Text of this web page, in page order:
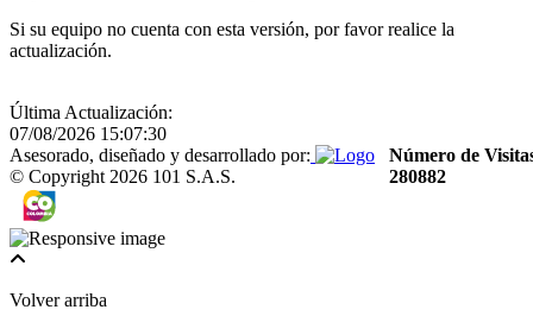
Si su equipo no cuenta con esta versión, por favor realice la
actualización.
Última Actualización:
07/08/2026 15:07:30
Número de
280882
Asesorado, diseñado y desarrollado por:
© Copyright 2026 101 S.A.S.
Volver arriba